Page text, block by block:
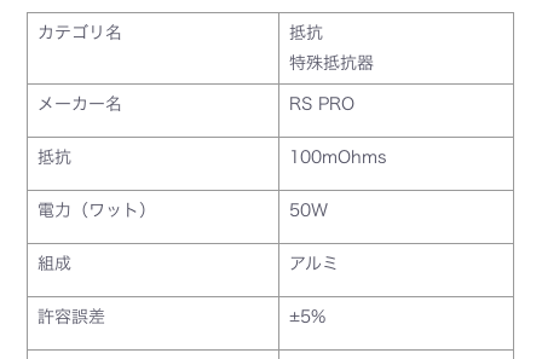
カテゴリ名
抵抗
特殊抵抗器
メーカー名 RS PRO
抵抗 100mOhms
電力（ワット） 50W
組成 アルミ
許容誤差 ±5%